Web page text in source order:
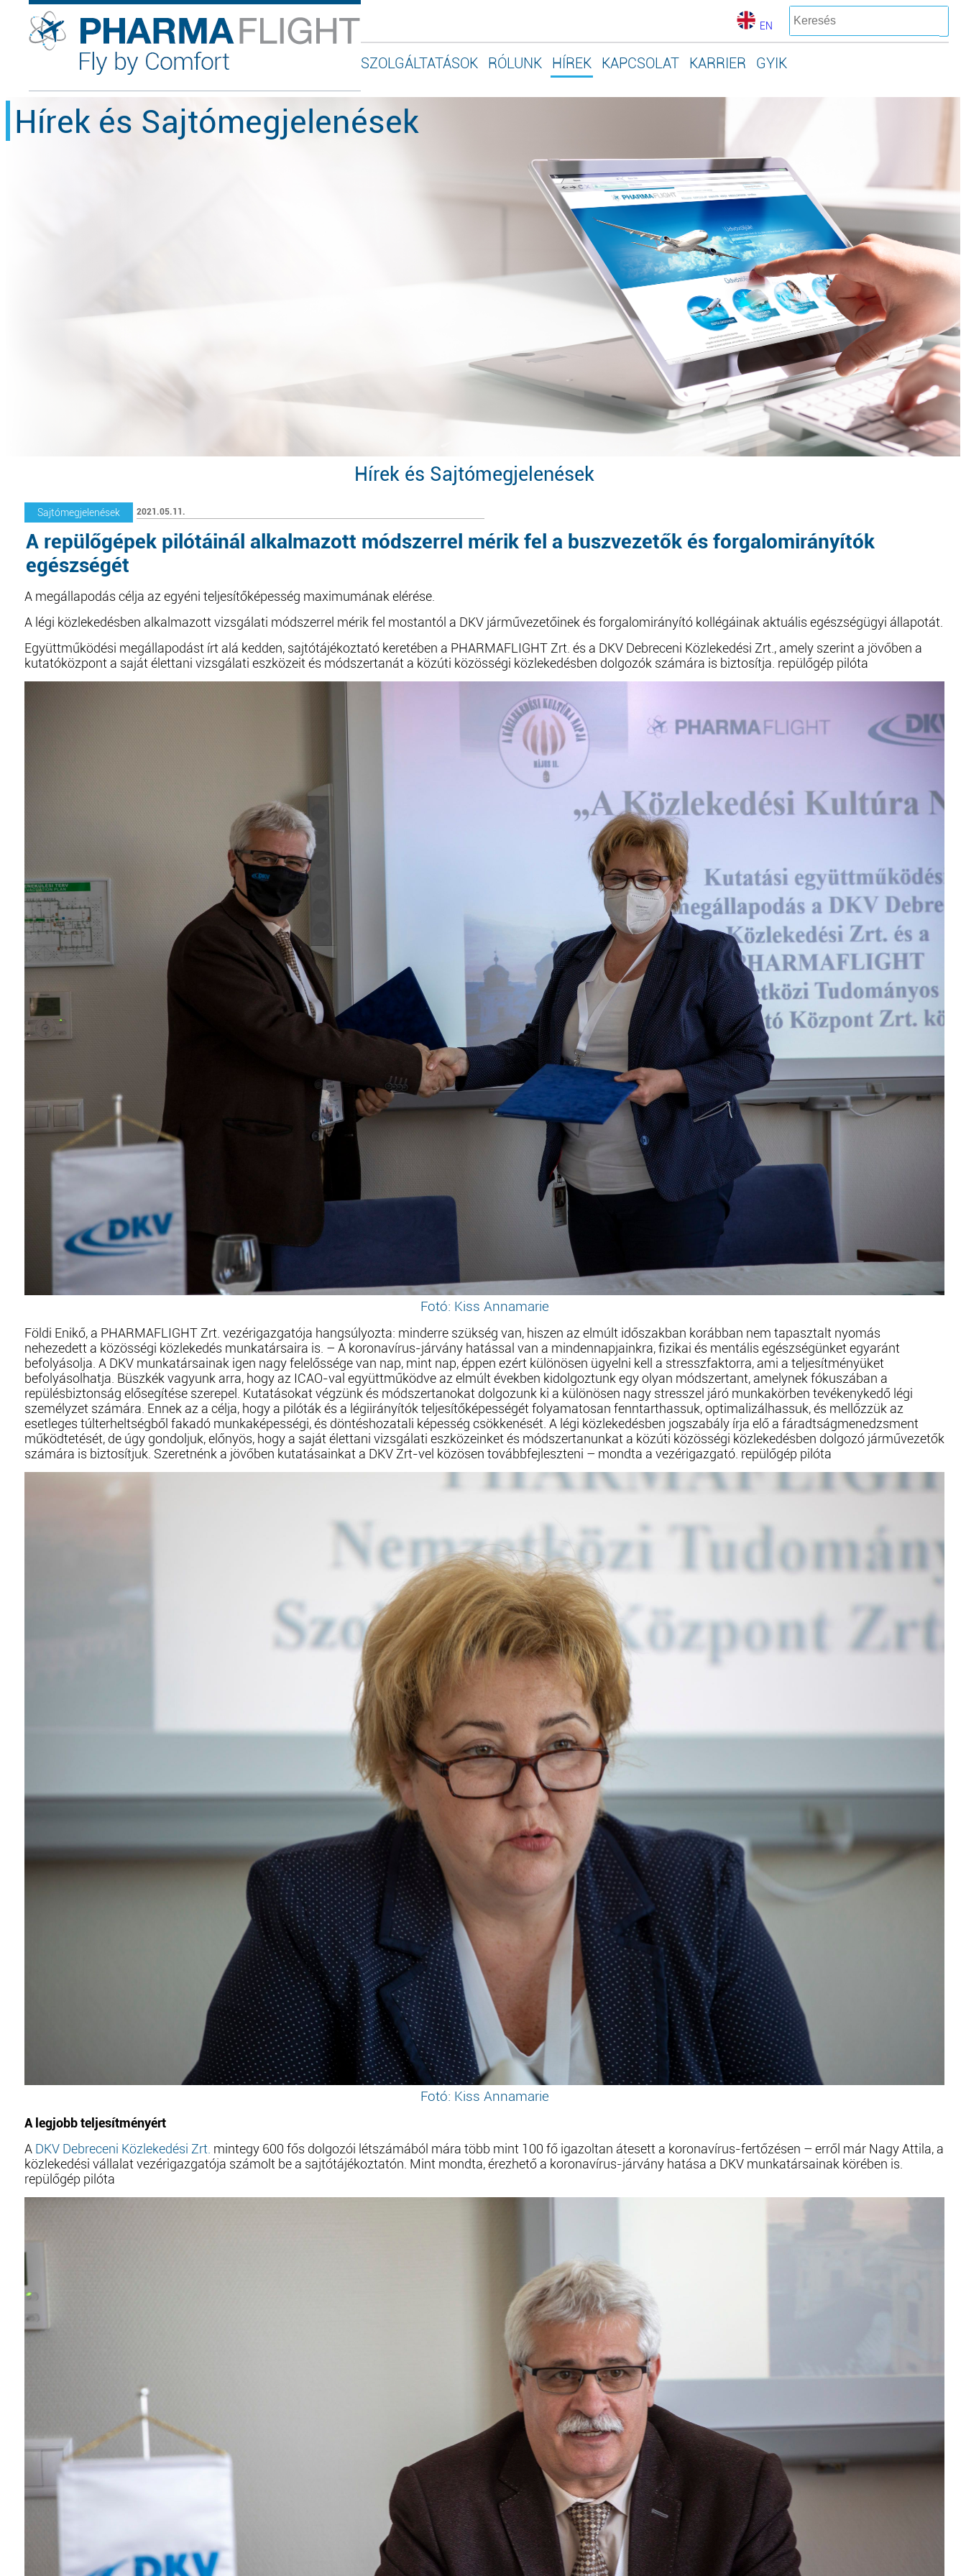
EN
SZOLGÁLTATÁSOK RÓLUNK HÍREK KAPCSOLAT KARRIER GYIK
Hírek és Sajtómegjelenések
Hírek és Sajtómegjelenések
Sajtómegjelenések 2021.05.11.
A repülőgépek pilótáinál alkalmazott módszerrel mérik fel a buszvezetők és forgalomirányítók
egészségét
A megállapodás célja az egyéni teljesítőképesség maximumának elérése.
A légi közlekedésben alkalmazott vizsgálati módszerrel mérik fel mostantól a DKV járművezetőinek és forgalomirányító kollégáinak aktuális egészségügyi állapotát.
Együttműködési megállapodást írt alá kedden, sajtótájékoztató keretében a PHARMAFLIGHT Zrt. és a DKV Debreceni Közlekedési Zrt., amely szerint a jövőben a
kutatóközpont a saját élettani vizsgálati eszközeit és módszertanát a közúti közösségi közlekedésben dolgozók számára is biztosítja. repülőgép pilóta
Fotó: Kiss Annamarie
Földi Enikő, a PHARMAFLIGHT Zrt. vezérigazgatója hangsúlyozta: minderre szükség van, hiszen az elmúlt időszakban korábban nem tapasztalt nyomás
nehezedett a közösségi közlekedés munkatársaira is. – A koronavírus-járvány hatással van a mindennapjainkra, fizikai és mentális egészségünket egyaránt
befolyásolja. A DKV munkatársainak igen nagy felelőssége van nap, mint nap, éppen ezért különösen ügyelni kell a stresszfaktorra, ami a teljesítményüket
befolyásolhatja. Büszkék vagyunk arra, hogy az ICAO-val együttműködve az elmúlt években kidolgoztunk egy olyan módszertant, amelynek fókuszában a
repülésbiztonság elősegítése szerepel. Kutatásokat végzünk és módszertanokat dolgozunk ki a különösen nagy stresszel járó munkakörben tevékenykedő légi
személyzet számára. Ennek az a célja, hogy a pilóták és a légiirányítók teljesítőképességét folyamatosan fenntarthassuk, optimalizálhassuk, és mellőzzük az
esetleges túlterheltségből fakadó munkaképességi, és döntéshozatali képesség csökkenését. A légi közlekedésben jogszabály írja elő a fáradtságmenedzsment
működtetését, de úgy gondoljuk, előnyös, hogy a saját élettani vizsgálati eszközeinket és módszertanunkat a közúti közösségi közlekedésben dolgozó járművezetők
számára is biztosítjuk. Szeretnénk a jövőben kutatásainkat a DKV Zrt-vel közösen továbbfejleszteni – mondta a vezérigazgató. repülőgép pilóta
Fotó: Kiss Annamarie
A legjobb teljesítményért
A DKV Debreceni Közlekedési Zrt. mintegy 600 fős dolgozói létszámából mára több mint 100 fő igazoltan átesett a koronavírus-fertőzésen – erről már Nagy Attila, a
közlekedési vállalat vezérigazgatója számolt be a sajtótájékoztatón. Mint mondta, érezhető a koronavírus-járvány hatása a DKV munkatársainak körében is.
repülőgép pilóta